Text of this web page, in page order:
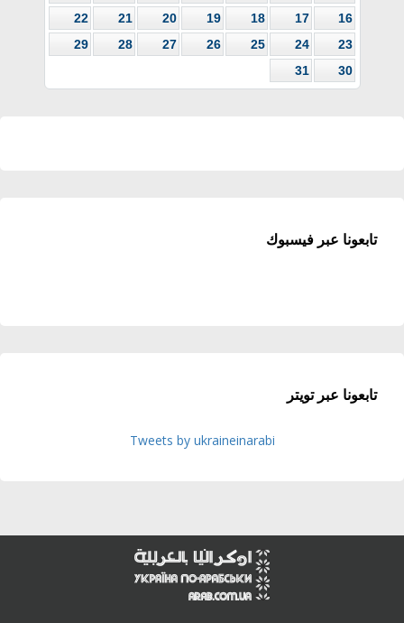
16
17
18
19
20
21
22
23
24
25
26
27
28
29
30
31
تابعونا عبر فيسبوك
تابعونا عبر تويتر
Tweets by ukraineinarabi